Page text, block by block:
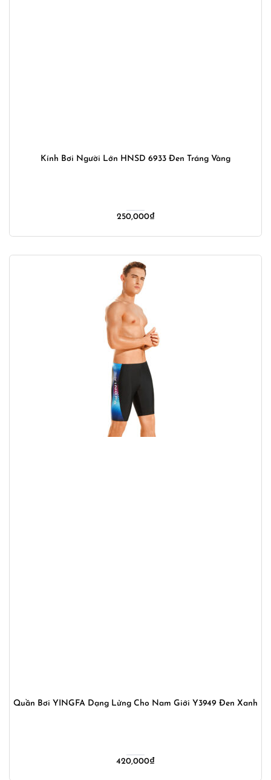
Kính Bơi Người Lớn HNSD 6933 Đen Tráng Vàng
250,000₫
Quần Bơi YINGFA Dạng Lửng Cho Nam Giới Y3949 Đen Xanh
420,000₫